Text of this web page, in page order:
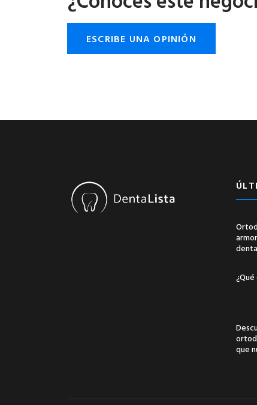
ESCRIBE UNA OPINIÓN
que